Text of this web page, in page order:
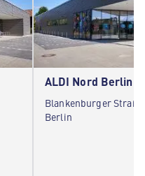
ALDI Nord Berlin
Blankenburger Straße
Berlin